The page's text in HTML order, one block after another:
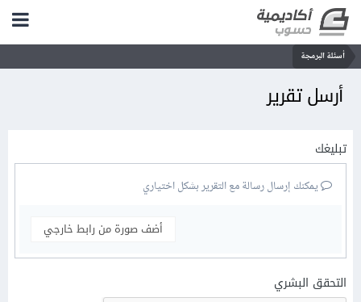
أسئلة البرمجة
أرسل تقرير
تبليغك
يمكنك إرسال رسالة مع التقرير بشكل اختياري
أضف صورة من رابط خارجي
التحقق البشري